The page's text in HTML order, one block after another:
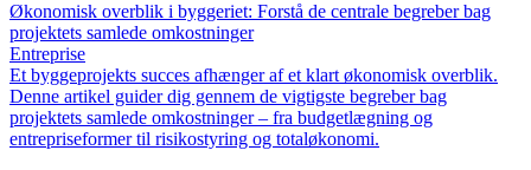
Økonomisk overblik i byggeriet: Forstå de centrale begreber bag
projektets samlede omkostninger
Entreprise
Et byggeprojekts succes afhænger af et klart økonomisk overblik.
Denne artikel guider dig gennem de vigtigste begreber bag
projektets samlede omkostninger – fra budgetlægning og
entrepriseformer til risikostyring og totaløkonomi.